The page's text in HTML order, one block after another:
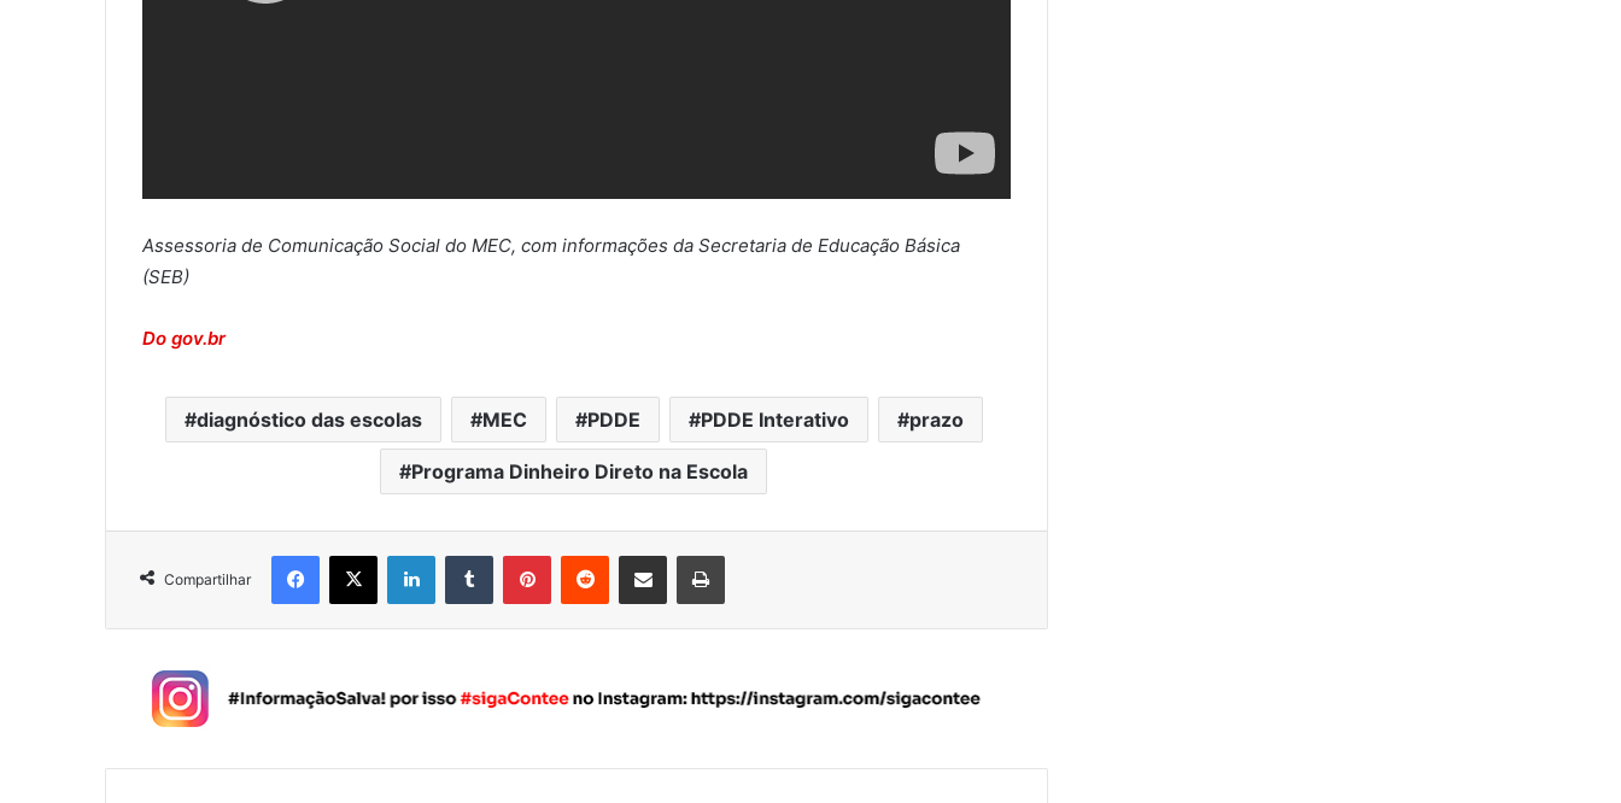
Assessoria de Comunicação Social do MEC, com informações da Secretaria de Educação Básica
(SEB)
Do gov.br
diagnóstico das escolas MEC PDDE PDDE Interativo prazo
Programa Dinheiro Direto na Escola
Compartilhar